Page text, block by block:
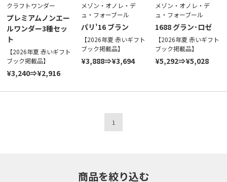
クラフトワンダー
プレミアムノンエー
ルワンダー3種セッ
ト
【2026年夏 赤いギフト
ブック掲載品】
¥3,240⇒¥2,916
メゾン・オノレ・デ
ュ・フォーブール
パリ'16 ブラン
【2026年夏 赤いギフト
ブック掲載品】
¥3,888⇒¥3,694
メゾン・オノレ・デ
ュ・フォーブール
1688 グラン･ロゼ
【2026年夏 赤いギフト
ブック掲載品】
¥5,292⇒¥5,028
1
商品を絞り込む